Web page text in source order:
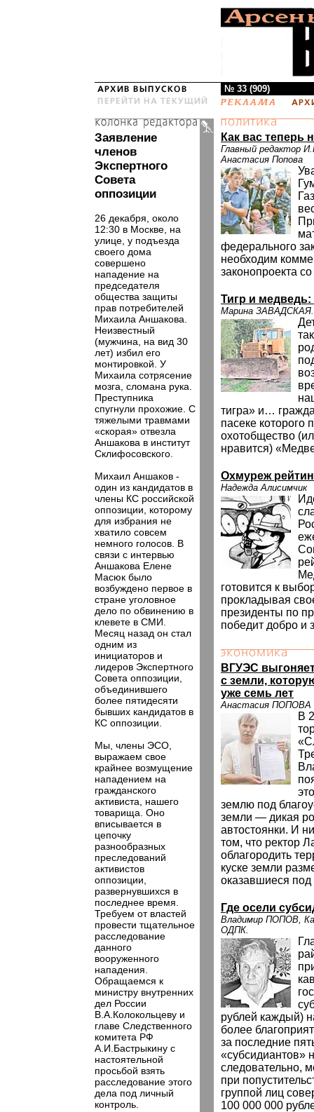
№ 33 (909)
Заявление
членов
Экспертного
Совета
оппозиции
26 декабря, около
12:30 в Москве, на
улице, у подъезда
своего дома
совершено
нападение на
председателя
общества защиты
прав потребителей
Михаила Аншакова.
Неизвестный
(мужчина, на вид 30
лет) избил его
монтировкой. У
Михаила сотрясение
мозга, сломана рука.
Преступника
спугнули прохожие. С
тяжелыми травмами
«скорая» отвезла
Аншакова в институт
Склифосовского.
Михаил Аншаков -
один из кандидатов в
члены КС российской
оппозиции, которому
для избрания не
хватило совсем
немного голосов. В
связи с интервью
Аншакова Елене
Масюк было
возбуждено первое в
стране уголовное
дело по обвинению в
клевете в СМИ.
Месяц назад он стал
одним из
инициаторов и
лидеров Экспертного
Совета оппозиции,
объединившего
более пятидесяти
бывших кандидатов в
КС оппозиции.
Мы, члены ЭСО,
выражаем свое
крайнее возмущение
нападением на
гражданского
активиста, нашего
товарища. Оно
вписывается в
цепочку
разнообразных
преследований
активистов
оппозиции,
развернувшихся в
последнее время.
Требуем от властей
провести тщательное
расследование
данного
вооруженного
нападения.
Обращаемся к
министру внутренних
дел России
В.А.Колокольцеву и
главе Следственного
комитета РФ
А.И.Бастрыкину с
настоятельной
просьбой взять
расследование этого
дела под личный
контроль.
Как вас теперь
Главный редактор
Анастасия Попова
федерального
необходим
законопроекта
Тигр и медведь:
Марина ЗАВАДСКАЯ.
тигра» и…
пасеке которого
охотобщество
нравится)
Охмуреж
Надежда Алисимчик
готовится к
прокладывая
президенты по
победит добро и
ВГУЭС
с земли,
уже семь лет
Анастасия ПОПОВА
В
землю под
земли — дикая
автостоянки. И
том, что ректор
облагородить
куске земли
оказавшиеся под
Где осели
Владимир ПОПОВ,
ОДПК.
рублей каждый)
более
за последние
«субсидиантов»
следовательно,
при
группой лиц
100 000 000